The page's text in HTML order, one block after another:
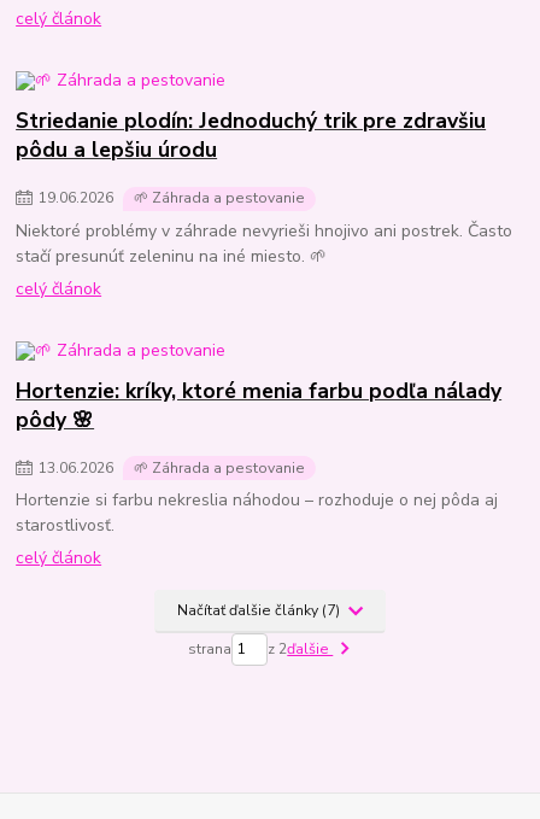
celý článok
Striedanie plodín: Jednoduchý trik pre zdravšiu
pôdu a lepšiu úrodu
19.06.2026 🌱 Záhrada a pestovanie
Niektoré problémy v záhrade nevyrieši hnojivo ani postrek. Často
stačí presunúť zeleninu na iné miesto. 🌱
celý článok
Hortenzie: kríky, ktoré menia farbu podľa nálady
pôdy 🌸
13.06.2026 🌱 Záhrada a pestovanie
Hortenzie si farbu nekreslia náhodou – rozhoduje o nej pôda aj
starostlivosť.
celý článok
Načítať ďalšie články (7)
strana z 2ďalšie